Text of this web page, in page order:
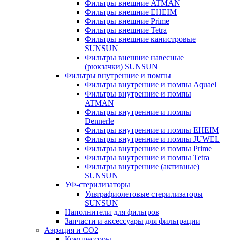
Фильтры внешние ATMAN
Фильтры внешние EHEIM
Фильтры внешние Prime
Фильтры внешние Tetra
Фильтры внешние канистровые
SUNSUN
Фильтры внешние навесные
(рюкзачки) SUNSUN
Фильтры внутренние и помпы
Фильтры внутренние и помпы Aquael
Фильтры внутренние и помпы
ATMAN
Фильтры внутренние и помпы
Dennerle
Фильтры внутренние и помпы EHEIM
Фильтры внутренние и помпы JUWEL
Фильтры внутренние и помпы Prime
Фильтры внутренние и помпы Tetra
Фильтры внутренние (активные)
SUNSUN
УФ-стерилизаторы
Ультрафиолетовые стерилизаторы
SUNSUN
Наполнители для фильтров
Запчасти и аксессуары для фильтрации
Аэрация и CO2